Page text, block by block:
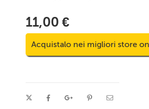
11,00 €
Acquistalo nei migliori store